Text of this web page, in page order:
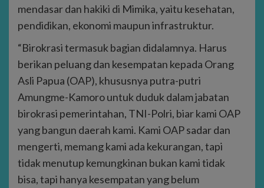
mendasar dan hakiki di Mimika, yaitu kesehatan,
pendidikan, ekonomi maupun infrastruktur.
“Birokrasi termasuk bagian didalamnya. Harus
berikan peluang dan kesempatan kepada Orang
Asli Papua (OAP), khususnya putra-putri
Amungme-Kamoro untuk duduk dalam jabatan
birokrasi pemerintahan, TNI-Polri, biar kami OAP
yang bangun daerah kami. Kami OAP sadar dan
mengerti, memang kami ada kekurangan, tapi
tidak menutup kemungkinan bukan kami tidak
bisa, tapi hanya kesempatan yang belum